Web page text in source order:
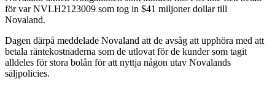
för var NVLH2123009 som tog in $41 miljoner dollar till
Novaland.
Dagen därpå meddelade Novaland att de avsåg att upphöra med att
betala räntekostnaderna som de utlovat för de kunder som tagit
alldeles för stora bolån för att nyttja någon utav Novalands
säljpolicies.